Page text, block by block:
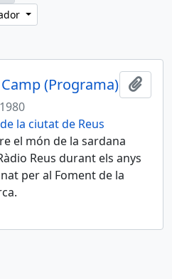
(Programa)
la ciutat de Reus
el món de la sardana
Reus durant els anys
per al Foment de la